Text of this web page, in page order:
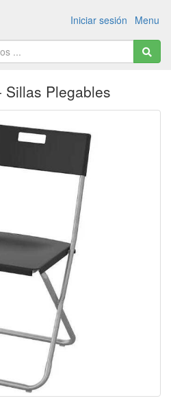
Menu
Iniciar sesión
Sillas Plegables